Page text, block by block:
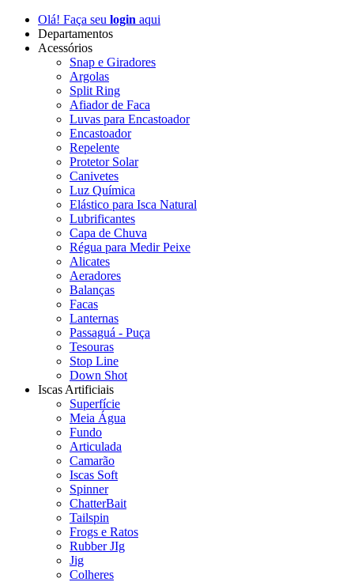
Olá! Faça seu login aqui
Departamentos
Acessórios
Snap e Giradores
Argolas
Split Ring
Afiador de Faca
Luvas para Encastoador
Encastoador
Repelente
Protetor Solar
Canivetes
Luz Química
Elástico para Isca Natural
Lubrificantes
Capa de Chuva
Régua para Medir Peixe
Alicates
Aeradores
Balanças
Facas
Lanternas
Passaguá - Puça
Tesouras
Stop Line
Down Shot
Iscas Artificiais
Superfície
Meia Água
Fundo
Articulada
Camarão
Iscas Soft
Spinner
ChatterBait
Tailspin
Frogs e Ratos
Rubber JIg
Jig
Colheres